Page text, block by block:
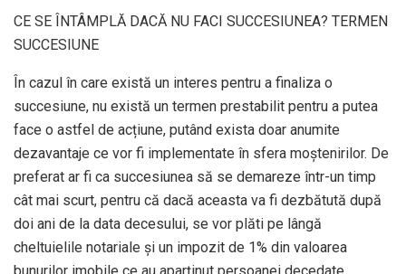
CE SE ÎNTÂMPLĂ DACĂ NU FACI SUCCESIUNEA? TERMEN
SUCCESIUNE
În cazul în care există un interes pentru a finaliza o
succesiune, nu există un termen prestabilit pentru a putea
face o astfel de acțiune, putând exista doar anumite
dezavantaje ce vor fi implementate în sfera moștenirilor. De
preferat ar fi ca succesiunea să se demareze într-un timp
cât mai scurt, pentru că dacă aceasta va fi dezbătută după
doi ani de la data decesului, se vor plăti pe lângă
cheltuielile notariale și un impozit de 1% din valoarea